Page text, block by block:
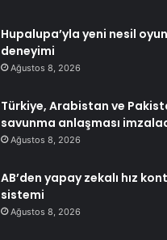
Hupalupa’yla yeni nesil
deneyimi
Ağustos 8, 2026
Türkiye, Arabistan ve
savunma anlaşması
Ağustos 8, 2026
AB’den yapay zekalı hız
sistemi
Ağustos 8, 2026